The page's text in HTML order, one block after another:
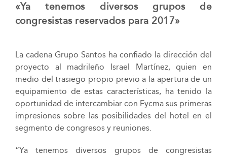
«Ya tenemos diversos grupos de
congresistas reservados para 2017»
La cadena Grupo Santos ha confiado la dirección del
proyecto al madrileño Israel Martínez, quien en
medio del trasiego propio previo a la apertura de un
equipamiento de estas características, ha tenido la
oportunidad de intercambiar con Fycma sus primeras
impresiones sobre las posibilidades del hotel en el
segmento de congresos y reuniones.
“Ya tenemos diversos grupos de congresistas